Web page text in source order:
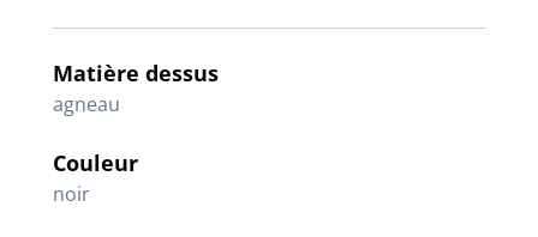
Matière dessus
agneau
Couleur
noir